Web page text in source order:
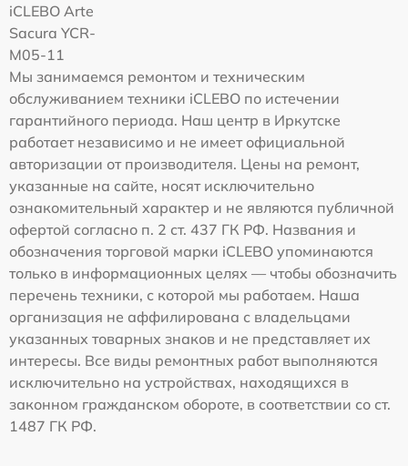
iCLEBO Arte
Sacura YCR-
M05-11
Мы занимаемся ремонтом и техническим
обслуживанием техники iCLEBO по истечении
гарантийного периода. Наш центр в Иркутске
работает независимо и не имеет официальной
авторизации от производителя. Цены на ремонт,
указанные на сайте, носят исключительно
ознакомительный характер и не являются публичной
офертой согласно п. 2 ст. 437 ГК РФ. Названия и
обозначения торговой марки iCLEBO упоминаются
только в информационных целях — чтобы обозначить
перечень техники, с которой мы работаем. Наша
организация не аффилирована с владельцами
указанных товарных знаков и не представляет их
интересы. Все виды ремонтных работ выполняются
исключительно на устройствах, находящихся в
законном гражданском обороте, в соответствии со ст.
1487 ГК РФ.